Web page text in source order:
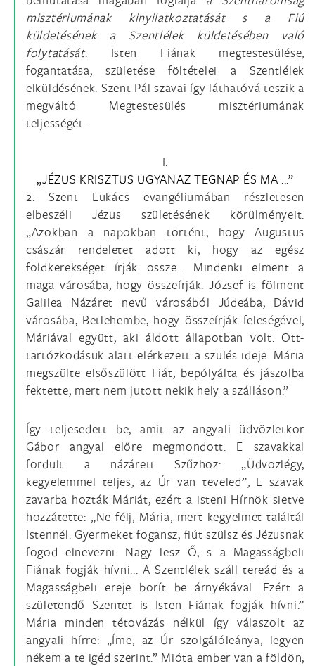
misztériumának kinyilatkoztatását s a Fiú
küldetésének a Szentlélek küldetésében való
folytatását. Isten Fiának megtestesülése,
fogantatása, születése föltételei a Szentlélek
elküldésének. Szent Pál szavai így láthatóvá teszik a
megváltó Megtestesülés misztériumának
teljességét.
I.
„JÉZUS KRISZTUS UGYANAZ TEGNAP ÉS MA ...”
2. Szent Lukács evangéliumában részletesen
elbeszéli Jézus születésének körülményeit:
„Azokban a napokban történt, hogy Augustus
császár rendeletet adott ki, hogy az egész
földkerekséget írják össze... Mindenki elment a
maga városába, hogy összeírják. József is fölment
Galilea Názáret nevű városából Júdeába, Dávid
városába, Betlehembe, hogy összeírják feleségével,
Máriával együtt, aki áldott állapotban volt. Ott-
tartózkodásuk alatt elérkezett a szülés ideje. Mária
megszülte elsőszülött Fiát, bepólyálta és jászolba
fektette, mert nem jutott nekik hely a szálláson.”
Így teljesedett be, amit az angyali üdvözletkor
Gábor angyal előre megmondott. E szavakkal
fordult a názáreti Szűzhöz: „Üdvözlégy,
kegyelemmel teljes, az Úr van teveled”, E szavak
zavarba hozták Máriát, ezért a isteni Hírnök sietve
hozzátette: „Ne félj, Mária, mert kegyelmet találtál
Istennél. Gyermeket fogansz, fiút szülsz és Jézusnak
fogod elnevezni. Nagy lesz Ő, s a Magasságbeli
Fiának fogják hívni... A Szentlélek száll tereád és a
Magasságbeli ereje borít be árnyékával. Ezért a
születendő Szentet is Isten Fiának fogják hívni.”
Mária minden tétovázás nélkül így válaszolt az
angyali hírre: „Íme, az Úr szolgálóleánya, legyen
nékem a te igéd szerint.” Mióta ember van a földön,